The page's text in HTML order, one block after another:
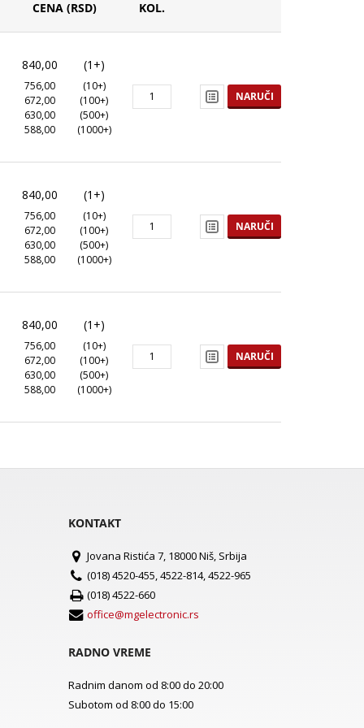
CENA (RSD) KOL.
840,00 (1+)
756,00
(10+)
672,00
(100+)
630,00
(500+)
588,00
(1000+)
NARUČI
840,00 (1+)
756,00
(10+)
672,00
(100+)
630,00
(500+)
588,00
(1000+)
NARUČI
840,00 (1+)
756,00
(10+)
672,00
(100+)
630,00
(500+)
588,00
(1000+)
NARUČI
KONTAKT
Jovana Ristića 7, 18000 Niš, Srbija
(018) 4520-455, 4522-814, 4522-965
(018) 4522-660
office@mgelectronic.rs
RADNO VREME
Radnim danom od 8:00 do 20:00
Subotom od 8:00 do 15:00